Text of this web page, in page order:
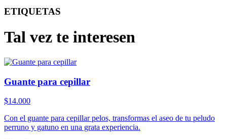
ETIQUETAS
Tal vez te interesen
Guante para cepillar
$14.000
Con el guante para cepillar pelos, transformas el aseo de tu peludo
perruno y gatuno en una grata experiencia.